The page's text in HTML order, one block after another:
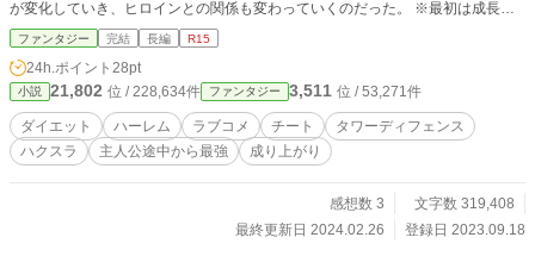
が変化していき、ヒロインとの関係も変わっていくのだった。 ※最初は成長メ
インで描かれますが、徐々にヒロインの展開が多めになっていく……予定です。
カクヨムで先行投稿中！
ファンタジー 完結 長編 R15
24h.ポイント 28pt
小説 21,802 位 / 228,634件 ファンタジー 3,511 位 / 53,271件
ダイエット ハーレム ラブコメ チート
タワーディフェンス
ハクスラ
主人公途中から最強 成り上がり
感想数 3
文字数 319,408
最終更新日 2024.02.26
登録日 2023.09.18